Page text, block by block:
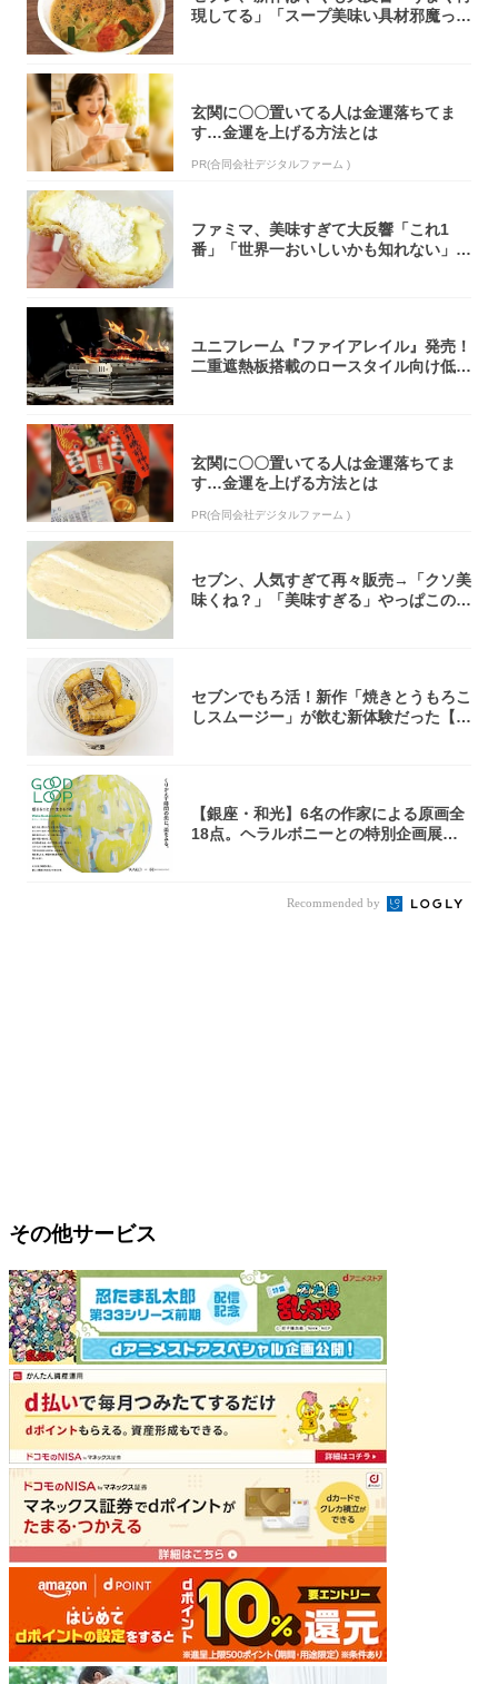
現してる」「スープ美味い具材邪魔って
玄関に〇〇置いてる人は金運落ちてま
す…金運を上げる方法とは
PR(合同会社デジタルファーム )
ファミマ、美味すぎて大反響「これ1
番」「世界一おいしいかも知れない」
ユニフレーム『ファイアレイル』発売！
二重遮熱板搭載のロースタイル向け低型
玄関に〇〇置いてる人は金運落ちてま
す…金運を上げる方法とは
PR(合同会社デジタルファーム )
セブン、人気すぎて再々販売→「クソ美
味くね？」「美味すぎる」やっぱこのク
セブンでもろ活！新作「焼きとうもろこ
しスムージー」が飲む新体験だった【東
【銀座・和光】6名の作家による原画全
18点。ヘラルボニーとの特別企画展「G
Recommended by
その他サービス